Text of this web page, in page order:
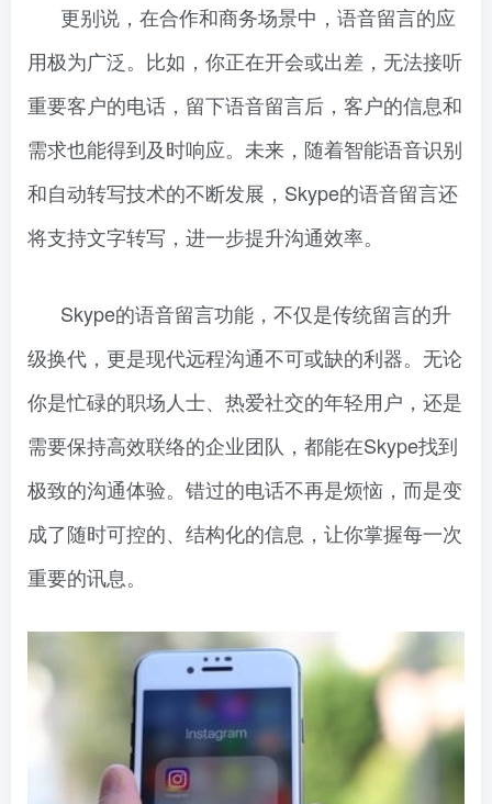
更别说，在合作和商务场景中，语音留言的应
用极为广泛。比如，你正在开会或出差，无法接听
重要客户的电话，留下语音留言后，客户的信息和
需求也能得到及时响应。未来，随着智能语音识别
和自动转写技术的不断发展，Skype的语音留言还
将支持文字转写，进一步提升沟通效率。
Skype的语音留言功能，不仅是传统留言的升
级换代，更是现代远程沟通不可或缺的利器。无论
你是忙碌的职场人士、热爱社交的年轻用户，还是
需要保持高效联络的企业团队，都能在Skype找到
极致的沟通体验。错过的电话不再是烦恼，而是变
成了随时可控的、结构化的信息，让你掌握每一次
重要的讯息。